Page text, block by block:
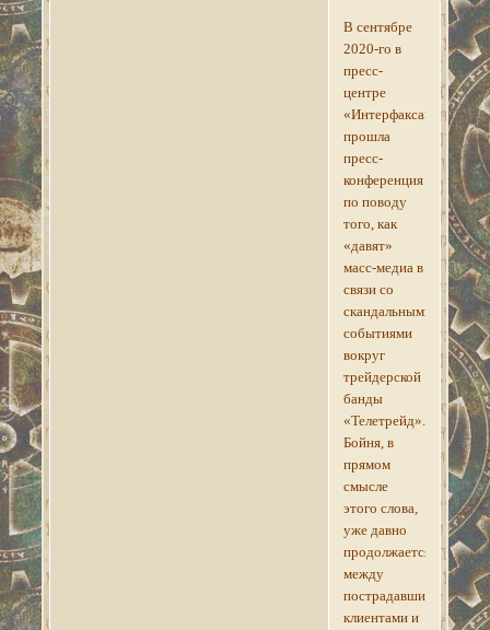
В сентябре
2020-го в
пресс-
центре
«Интерфакса»
прошла
пресс-
конференция
по поводу
того, как
«давят»
масс-медиа в
связи со
скандальными
событиями
вокруг
трейдерской
банды
«Телетрейд».
Бойня, в
прямом
смысле
этого слова,
уже давно
продолжается
между
пострадавшими
клиентами и